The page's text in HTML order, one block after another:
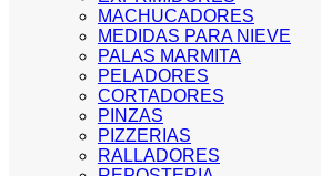
MACHUCADORES
MEDIDAS PARA NIEVE
PALAS MARMITA
PELADORES
CORTADORES
PINZAS
PIZZERIAS
RALLADORES